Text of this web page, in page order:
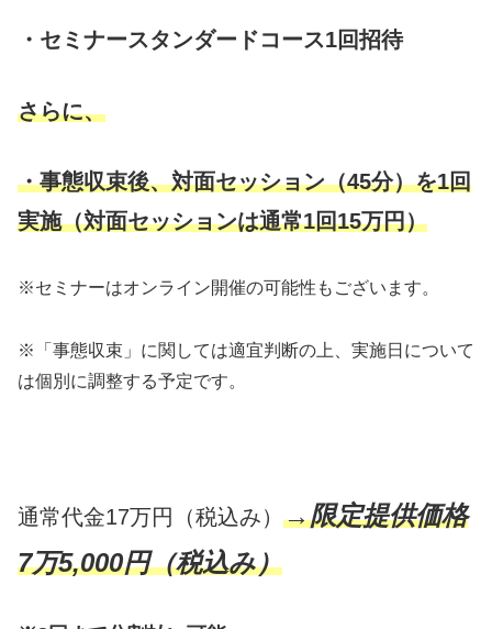
・セミナースタンダードコース1回招待
さらに、
・事態収束後、対面セッション（45分）を1回
実施（対面セッションは通常1回15万円）
※セミナーはオンライン開催の可能性もございます。
※「事態収束」に関しては適宜判断の上、実施日について
は個別に調整する予定です。
通常代金17万円（税込み） →限定提供価格
7万5,000円（税込み）